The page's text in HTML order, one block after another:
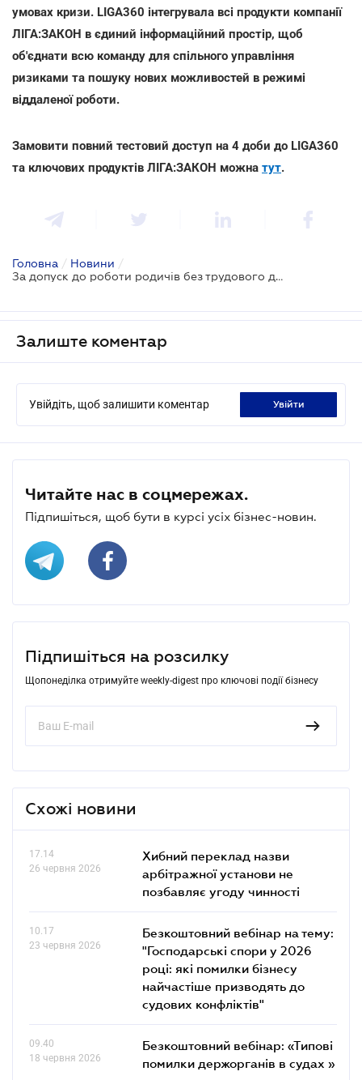
умовах кризи. LIGA360 інтегрувала всі продукти компанії
ЛІГА:ЗАКОН в єдиний інформаційний простір, щоб
об'єднати всю команду для спільного управління
ризиками та пошуку нових можливостей в режимі
віддаленої роботи.
Замовити повний тестовий доступ на 4 доби до LIGA360
та ключових продуктів ЛІГА:ЗАКОН можна тут.
Головна / Новини /
За допуск до роботи родичів без трудового договору ФОП сплатить 125 тис. грн
Залиште коментар
Увійдіть, щоб залишити коментар увійти
Читайте нас в соцмережах.
Підпишіться, щоб бути в курсі усіх бізнес-новин.
Підпишіться на розсилку
Щопонеділка отримуйте weekly-digest про ключові події бізнесу
Схожі новини
17.14
26 червня 2026
Хибний переклад назви
арбітражної установи не
позбавляє угоду чинності
10.17
23 червня 2026
Безкоштовний вебінар на тему:
"Господарські спори у 2026
році: які помилки бізнесу
найчастіше призводять до
судових конфліктів"
09.40
18 червня 2026
Безкоштовний вебінар: «Типові
помилки держорганів в судах »